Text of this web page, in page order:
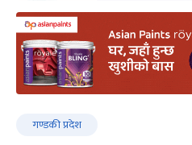
गण्डकी प्रदेश